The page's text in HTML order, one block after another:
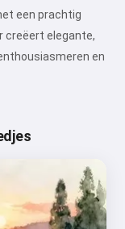
een prachtig
creëert elegante,
en